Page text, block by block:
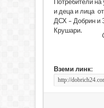
Потребители
и деца и лица
ДСХ – Добрин и
Крушари.
Вземи линк: